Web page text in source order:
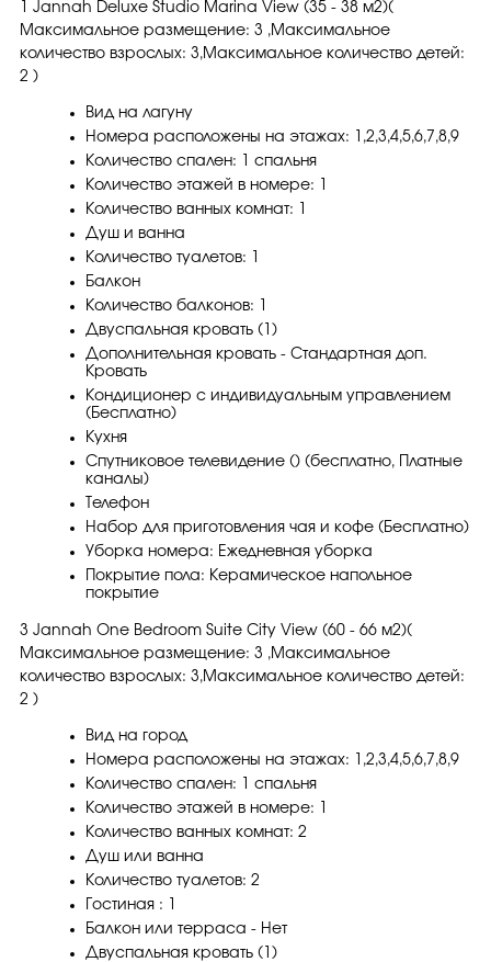
1 Jannah Deluxe Studio Marina View (35 - 38 м2)(
Максимальное размещение: 3 ,Максимальное
количество взрослых: 3,Максимальное количество детей:
2 )
Вид на лагуну
Номера расположены на этажах: 1,2,3,4,5,6,7,8,9
Количество спален: 1 спальня
Количество этажей в номере: 1
Количество ванных комнат: 1
Душ и ванна
Количество туалетов: 1
Балкон
Количество балконов: 1
Двуспальная кровать (1)
Дополнительная кровать - Стандартная доп.
Кровать
Кондиционер с индивидуальным управлением
(Бесплатно)
Кухня
Спутниковое телевидение () (бесплатно, Платные
каналы)
Телефон
Набор для приготовления чая и кофе (Бесплатно)
Уборка номера: Ежедневная уборка
Покрытие пола: Керамическое напольное
покрытие
3 Jannah One Bedroom Suite City View (60 - 66 м2)(
Максимальное размещение: 3 ,Максимальное
количество взрослых: 3,Максимальное количество детей:
2 )
Вид на город
Номера расположены на этажах: 1,2,3,4,5,6,7,8,9
Количество спален: 1 спальня
Количество этажей в номере: 1
Количество ванных комнат: 2
Душ или ванна
Количество туалетов: 2
Гостиная : 1
Балкон или терраса - Нет
Двуспальная кровать (1)